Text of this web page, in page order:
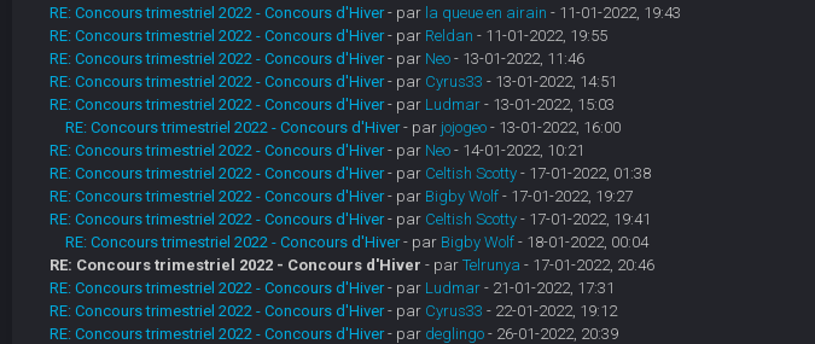
RE: Concours trimestriel 2022 - Concours d'Hiver - par la queue en airain - 11-01-2022, 19:43
RE: Concours trimestriel 2022 - Concours d'Hiver - par Reldan - 11-01-2022, 19:55
RE: Concours trimestriel 2022 - Concours d'Hiver - par Neo- 13-01-2022, 11:46
RE: Concours trimestriel 2022 - Concours d'Hiver - par Cyrus33 - 13-01-2022, 14:51
RE: Concours trimestriel 2022 - Concours d'Hiver - par Ludmar- 13-01-2022, 15:03
RE: Concours trimestriel 2022 - Concours d'Hiver - par jojogeo- 13-01-2022, 16:00
RE: Concours trimestriel 2022 - Concours d'Hiver - par Neo- 14-01-2022, 10:21
RE: Concours trimestriel 2022 - Concours d'Hiver - par Celtish Scotty- 17-01-2022, 01:38
RE: Concours trimestriel 2022 - Concours d'Hiver - par Bigby Wolf- 17-01-2022, 19:27
RE: Concours trimestriel 2022 - Concours d'Hiver - par Celtish Scotty- 17-01-2022, 19:41
RE: Concours trimestriel 2022 - Concours d'Hiver - par Bigby Wolf- 18-01-2022, 00:04
RE: Concours trimestriel 2022 - Concours d'Hiver - par Telrunya - 17-01-2022, 20:46
RE: Concours trimestriel 2022 - Concours d'Hiver - par Ludmar- 21-01-2022, 17:31
RE: Concours trimestriel 2022 - Concours d'Hiver - par Cyrus33 - 22-01-2022, 19:12
RE: Concours trimestriel 2022 - Concours d'Hiver - par deglingo- 26-01-2022, 20:39